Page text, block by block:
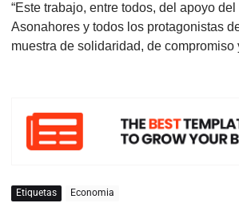
“Este trabajo, entre todos, del apoyo
Asonahores y todos los protagonistas
muestra de solidaridad, de compromiso
Etiquetas Economia